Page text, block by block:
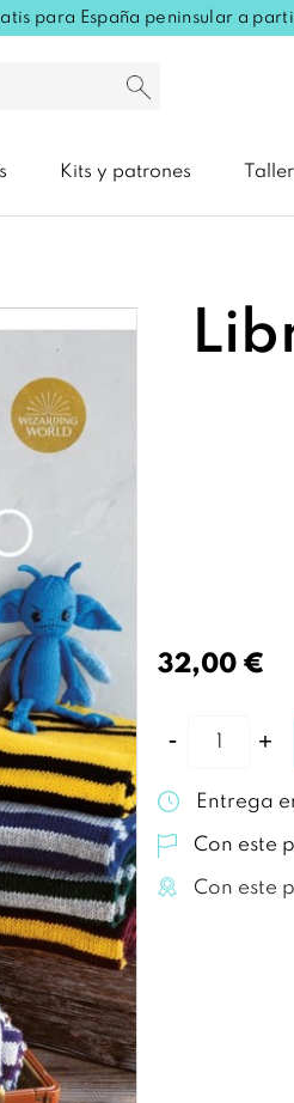
para España peninsular a
Kits y patrones
32,00 €
Entrega
Con este
Con este